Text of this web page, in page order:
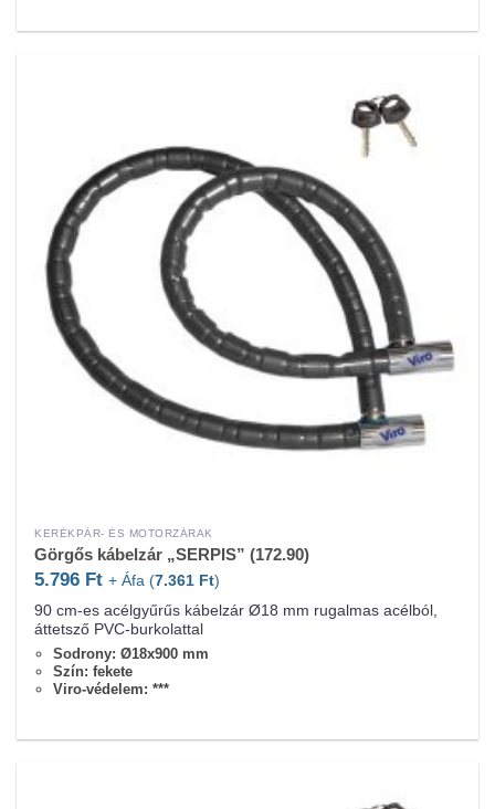
KERÉKPÁR- ÉS MOTORZÁRAK
Görgős kábelzár „SERPIS” (172.90)
5.796 Ft + Áfa (7.361 Ft)
90 cm-es acélgyűrűs kábelzár Ø18 mm rugalmas acélból,
áttetsző PVC-burkolattal
Sodrony: Ø18x900 mm
Szín: fekete
Viro-védelem: ***